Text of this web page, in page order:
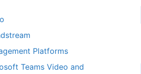
Platforms
Teams Video and